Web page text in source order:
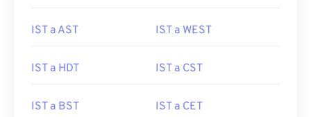
IST a AST IST a WEST
IST a HDT IST a CST
IST a BST IST a CET